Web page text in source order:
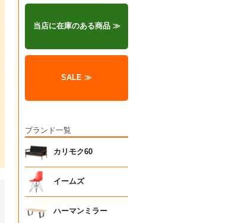
当店に在庫のある商品 ≫
SALE ≫
ブランド一覧
カリモク60
イームズ
ハーマンミラー